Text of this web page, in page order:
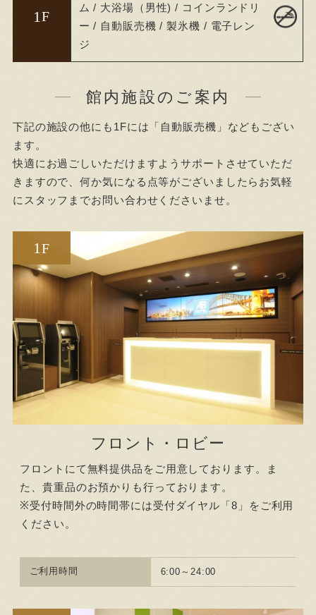
1F
ム / 大浴場（男性) / コインランドリ
ー / 自動販売機 / 製氷機 / 電子レン
ジ
館内施設のご案内
下記の施設の他にも1Fには「自動販売機」などもござい
ます。
快適にお過ごしいただけますようサポートさせていただ
きますので、何か気になる点等がございましたらお気軽
にスタッフまでお問い合わせくださいませ。
1F
フロント・ロビー
フロントにて無料提供品をご用意しております。ま
た、貴重品のお預かりも行っております。
※受付時間外の時間帯には受付ダイヤル「8」をご利用
ください。
ご利用時間 6:00～24:00